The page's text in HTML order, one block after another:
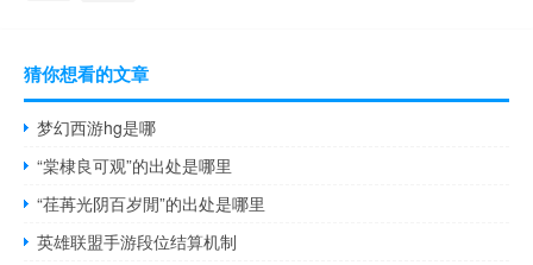
猜你想看的文章
梦幻西游hg是哪
“棠棣良可观”的出处是哪里
“荏苒光阴百岁閒”的出处是哪里
英雄联盟手游段位结算机制